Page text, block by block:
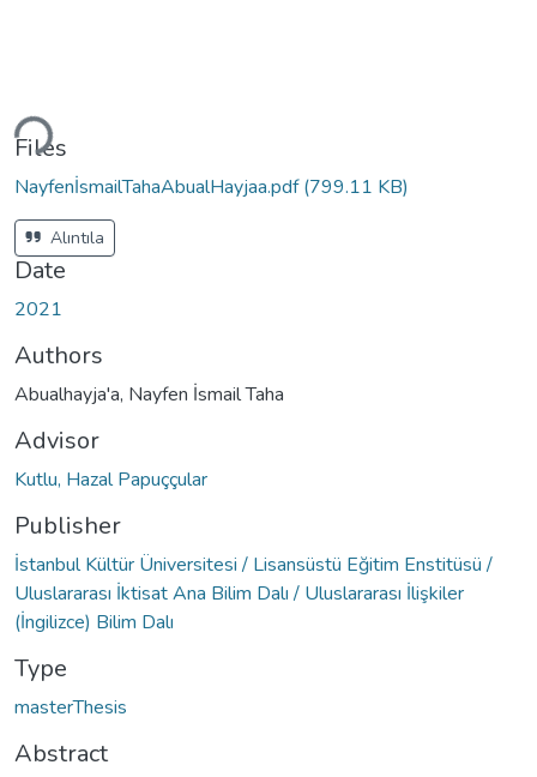
Files
NayfenİsmailTahaAbualHayjaa.pdf(799.11 KB)
Alıntıla
Date
2021
Authors
Abualhayja'a, Nayfen İsmail Taha
Advisor
Kutlu, Hazal Papuççular
Publisher
İstanbul Kültür Üniversitesi / Lisansüstü Eğitim Enstitüsü /
Uluslararası İktisat Ana Bilim Dalı / Uluslararası İlişkiler
(İngilizce) Bilim Dalı
Type
masterThesis
Abstract